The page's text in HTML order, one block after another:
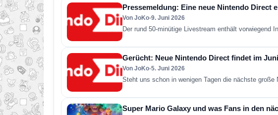
Pressemeldung: Eine neue Nintendo Direct
Von JoKo•9. Juni 2026
Der rund 50-minütige Livestream enthält
Gerücht: Neue Nintendo Direct findet im
Von JoKo•5. Juni 2026
Steht uns schon in wenigen Tagen die nächste
Super Mario Galaxy und was Fans in den